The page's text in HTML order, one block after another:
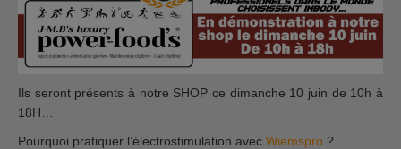
Ils seront présents à notre SHOP ce dimanche 10 juin de 10h à
18H…
Pourquoi pratiquer l’électrostimulation avec Wiemspro ?